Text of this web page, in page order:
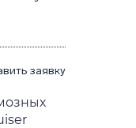
заявку